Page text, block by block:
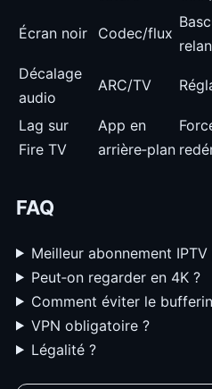
Écran noir Codec/flux
Décalage
audio
ARC/TV
Lag sur
Fire TV
App en
arrière‑plan
FAQ
Meilleur abonnement
Peut‑on regarder en 4K ?
Comment éviter le
VPN obligatoire ?
Légalité ?